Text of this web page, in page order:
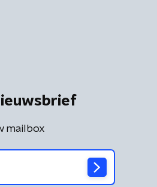
mailbox